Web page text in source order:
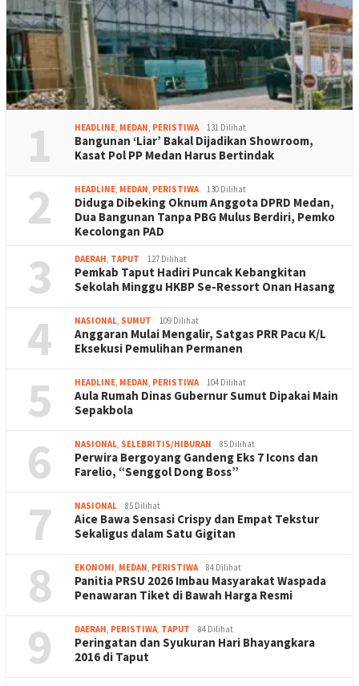
1 HEADLINE, MEDAN, PERISTIWA 131 Dilihat
Bangunan ‘Liar’ Bakal Dijadikan Showroom,
Kasat Pol PP Medan Harus Bertindak
2 HEADLINE, MEDAN, PERISTIWA 130 Dilihat
Diduga Dibeking Oknum Anggota DPRD Medan,
Dua Bangunan Tanpa PBG Mulus Berdiri, Pemko
Kecolongan PAD
3 DAERAH, TAPUT 127 Dilihat
Pemkab Taput Hadiri Puncak Kebangkitan
Sekolah Minggu HKBP Se-Ressort Onan Hasang
4 NASIONAL, SUMUT 109 Dilihat
Anggaran Mulai Mengalir, Satgas PRR Pacu K/L
Eksekusi Pemulihan Permanen
5 HEADLINE, MEDAN, PERISTIWA 104 Dilihat
Aula Rumah Dinas Gubernur Sumut Dipakai Main
Sepakbola
6 NASIONAL, SELEBRITIS/HIBURAN 85 Dilihat
Perwira Bergoyang Gandeng Eks 7 Icons dan
Farelio, “Senggol Dong Boss”
7 NASIONAL 85 Dilihat
Aice Bawa Sensasi Crispy dan Empat Tekstur
Sekaligus dalam Satu Gigitan
8 EKONOMI, MEDAN, PERISTIWA 84 Dilihat
Panitia PRSU 2026 Imbau Masyarakat Waspada
Penawaran Tiket di Bawah Harga Resmi
9 DAERAH, PERISTIWA, TAPUT 84 Dilihat
Peringatan dan Syukuran Hari Bhayangkara
2016 di Taput